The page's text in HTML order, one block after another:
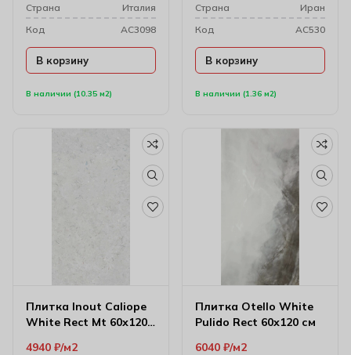
В наличии (10.35 м2)
Cтрана
Италия
Код
AC3098
В корзину
В наличии (1.36 м2)
Cтрана
Иран
Код
AC530
В корзину
Плитка Inout Caliope
White Rect Mt 60х120
4940 ₽ м2
Плитка Otello White
Pulido Rect 60х120 см
6040 ₽ м2